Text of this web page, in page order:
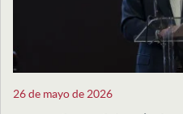
26 de mayo de 2026